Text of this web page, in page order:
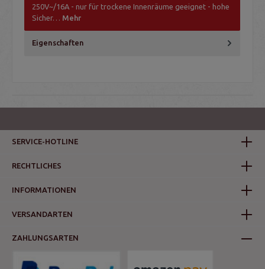
250V~/16A - nur für trockene Innenräume geeignet - hohe
Sicher… Mehr
Eigenschaften
SERVICE-HOTLINE
RECHTLICHES
INFORMATIONEN
VERSANDARTEN
ZAHLUNGSARTEN